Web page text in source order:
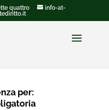
quattro
info-at-
per: